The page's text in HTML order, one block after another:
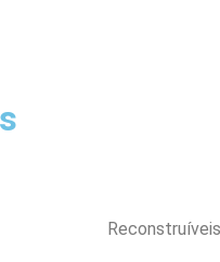
Reconstruíveis